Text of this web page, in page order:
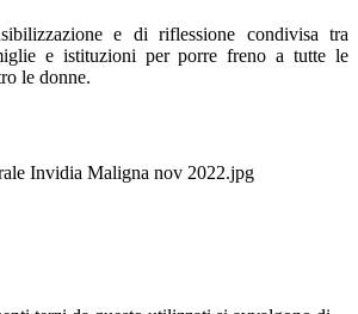
e di riflessione condivisa tra
e istituzioni per porre freno a tutte le
le donne.
Invidia Maligna nov 2022.jpg